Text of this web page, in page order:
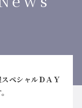
ペシャルＤＡＹ